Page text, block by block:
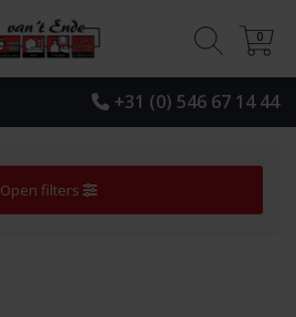
+31 (0) 546 67 14 44
0
0
Open filters